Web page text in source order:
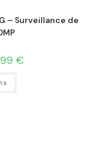
– Surveillance de
€